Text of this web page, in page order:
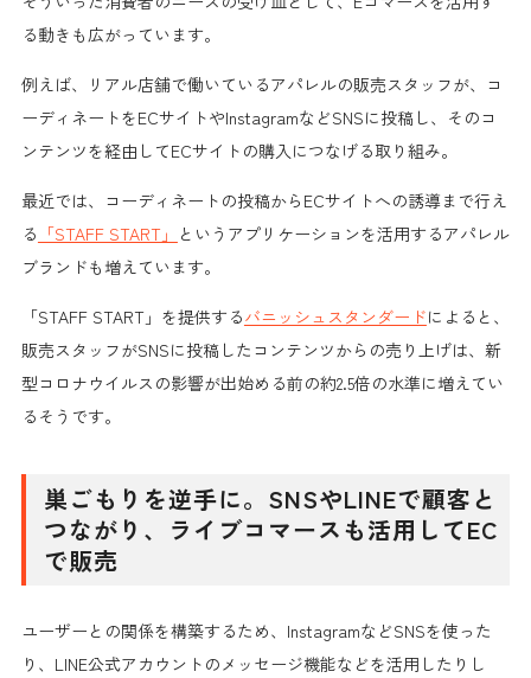
る動きも広がっています。
例えば、リアル店舗で働いているアパレルの販売スタッフが、コ
ーディネートをECサイトやInstagramなどSNSに投稿し、そのコ
ンテンツを経由してECサイトの購入につなげる取り組み。
最近では、コーディネートの投稿からECサイトへの誘導まで行え
る 「STAFF START」 というアプリケーションを活用するアパレル
ブランドも増えています。
「STAFF START」を提供するバニッシュスタンダードによると、
販売スタッフがSNSに投稿したコンテンツからの売り上げは、新
型コロナウイルスの影響が出始める前の約2.5倍の水準に増えてい
る そうです。
巣ごもりを逆手に。SNSやLINEで顧客と
つながり、ライブコマースも活用してEC
で販売
ユーザーとの関係を構築するため、InstagramなどSNSを使った
り、LINE公式アカウントのメッセージ機能などを活用したりし